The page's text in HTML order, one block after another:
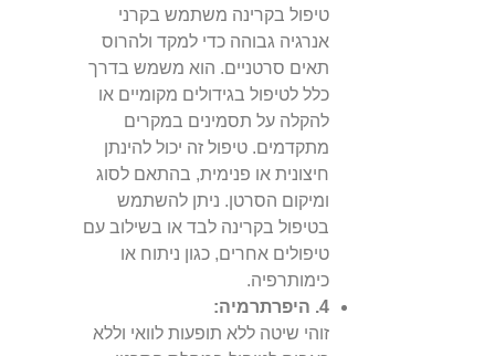
טיפול בקרינה משתמש בקרני
אנרגיה גבוהה כדי למקד ולהרוס
תאים סרטניים. הוא משמש בדרך
כלל לטיפול בגידולים מקומיים או
להקלה על תסמינים במקרים
מתקדמים. טיפול זה יכול להינתן
חיצונית או פנימית, בהתאם לסוג
ומיקום הסרטן. ניתן להשתמש
בטיפול בקרינה לבד או בשילוב עם
טיפולים אחרים, כגון ניתוח או
כימותרפיה.
4. היפרתרמיה:
זוהי שיטה ללא תופעות לוואי וללא